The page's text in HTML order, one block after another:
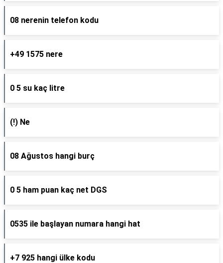
08 nerenin telefon kodu
+49 1575 nere
0 5 su kaç litre
(!) Ne
08 Ağustos hangi burç
0 5 ham puan kaç net DGS
0535 ile başlayan numara hangi hat
+7 925 hangi ülke kodu